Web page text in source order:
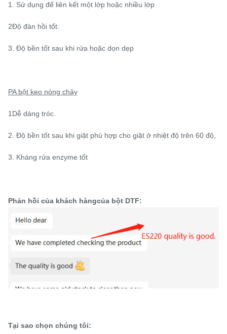
1. Sử dụng để liên kết một lớp hoặc nhiều lớp
2Độ đàn hồi tốt.
3. Độ bền tốt sau khi rửa hoặc dọn dẹp
PA bột keo nóng chảy
1Dễ dàng tróc.
2. Độ bền tốt sau khi giặt phù hợp cho giặt ở nhiệt độ trên 60 độ,
3. Kháng rửa enzyme tốt
Phản hồi của khách hàngcủa bột DTF:
Tại sao chọn chúng tôi: